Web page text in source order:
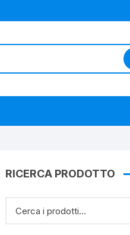
RICERCA PRODOTTO